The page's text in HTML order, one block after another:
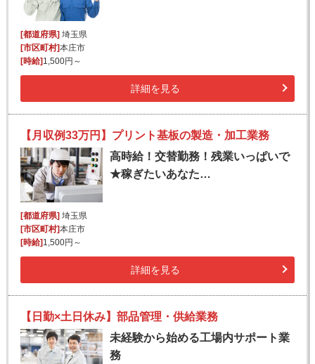
[都道府県] 埼玉県
[市区町村]本庄市
[時給] 1,500円～
詳細を見る
【月収例33万円】プリント基板の製造・加工業務
高時給！交替勤務！残業いっぱいで
★稼ぎたいあなた…
[都道府県] 埼玉県
[市区町村]本庄市
[時給] 1,500円～
詳細を見る
【日勤×土日休み】部品管理・供給業務
未経験から始める工場内サポート業
務